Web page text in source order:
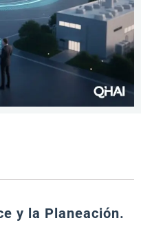
y la Planeación.